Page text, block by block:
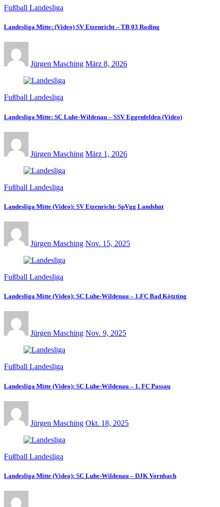
Fußball Landesliga
Landesliga Mitte: (Video) SV Etzenricht – TB 03 Roding
Jürgen Masching März 8, 2026
Fußball Landesliga
Landesliga Mitte: SC Luhe-Wildenau – SSV Eggenfelden (Video)
Jürgen Masching März 1, 2026
Fußball Landesliga
Landesliga Mitte (Video): SV Etzenricht- SpVgg Landshut
Jürgen Masching Nov. 15, 2025
Fußball Landesliga
Landesliga Mitte (Video): SC Luhe-Wildenau – 1.FC Bad Kötzting
Jürgen Masching Nov. 9, 2025
Fußball Landesliga
Landesliga Mitte (Video): SC Luhe-Wildenau – 1. FC Passau
Jürgen Masching Okt. 18, 2025
Fußball Landesliga
Landesliga Mitte (Video): SC Luhe-Wildenau – DJK Vornbach